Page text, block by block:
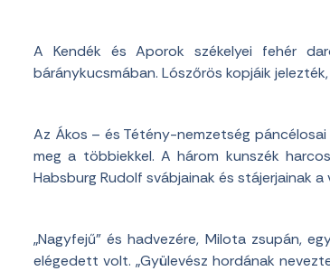
A Kendék és Aporok székelyei fehér
báránykucsmában. Lószőrös kopjáik
Az Ákos – és Tétény-nemzetség
meg a többiekkel. A három kunszék
Habsburg Rudolf svábjainak és stájerjainak
„Nagyfejű” és hadvezére, Milota zsupán,
elégedett volt. „Gyülevész hordának